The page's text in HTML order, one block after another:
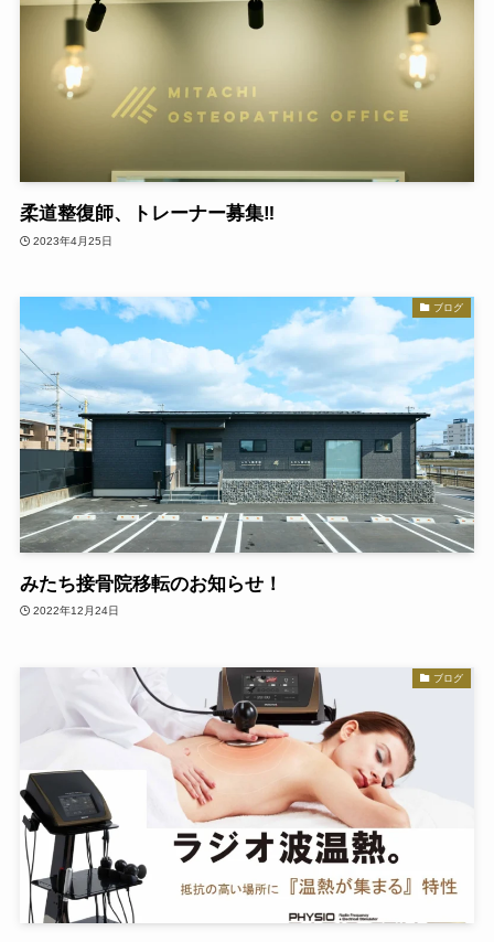
柔道整復師、トレーナー募集‼
2023年4月25日
ブログ
みたち接骨院移転のお知らせ！
2022年12月24日
ブログ